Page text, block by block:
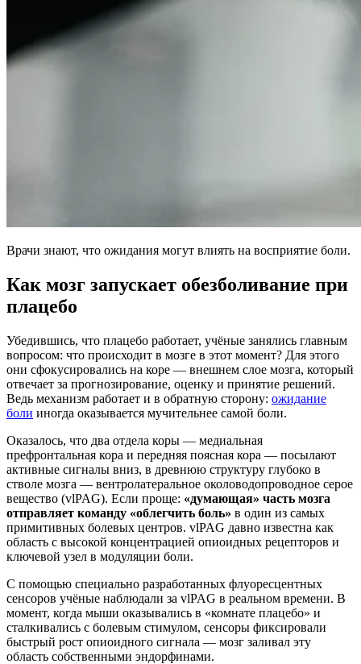
Врачи знают, что ожидания могут влиять на восприятие боли.
Как мозг запускает обезболивание при
плацебо
Убедившись, что плацебо работает, учёные занялись главным
вопросом: что происходит в мозге в этот момент? Для этого
они сфокусировались на коре — внешнем слое мозга, который
отвечает за прогнозирование, оценку и принятие решений.
Ведь механизм работает и в обратную сторону: ожидание
боли иногда оказывается мучительнее самой боли.
Оказалось, что два отдела коры — медиальная
префронтальная кора и передняя поясная кора — посылают
активные сигналы вниз, в древнюю структуру глубоко в
стволе мозга — вентролатеральное околоводопроводное серое
вещество (vlPAG). Если проще: «думающая» часть мозга
отправляет команду «облегчить боль» в один из самых
примитивных болевых центров. vlPAG давно известна как
область с высокой концентрацией опиоидных рецепторов и
ключевой узел в модуляции боли.
С помощью специально разработанных флуоресцентных
сенсоров учёные наблюдали за vlPAG в реальном времени. В
момент, когда мыши оказывались в «комнате плацебо» и
сталкивались с болевым стимулом, сенсоры фиксировали
быстрый рост опиоидного сигнала — мозг заливал эту
область собственными эндорфинами.